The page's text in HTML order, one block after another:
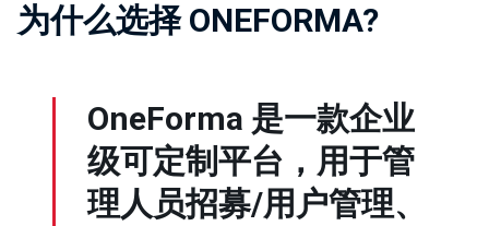
为什么选择 ONEFORMA?
OneForma 是一款企业
级可定制平台，用于管
理人员招募/用户管理、